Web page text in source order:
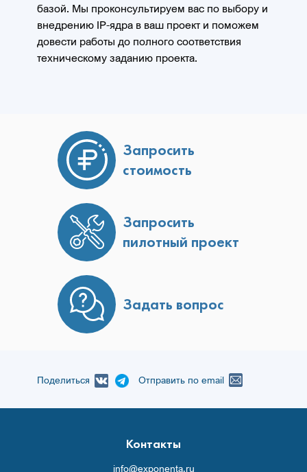
базой. Мы проконсультируем вас по выбору и
внедрению IP-ядра в ваш проект и поможем
довести работы до полного соответствия
техническому заданию проекта.
Запросить
стоимость
Запросить
пилотный проект
Задать вопрос
Поделиться Отправить по email
Контакты
info@exponenta.ru